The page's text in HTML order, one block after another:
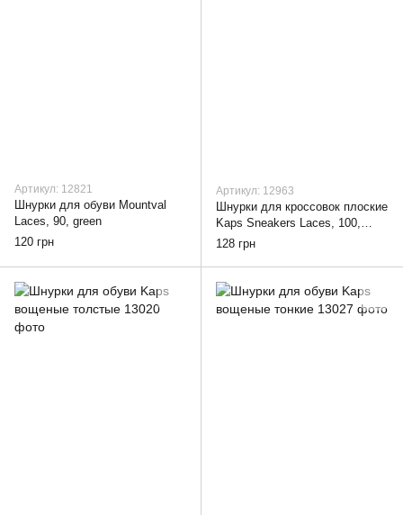
Артикул: 12821
Шнурки для обуви Mountval
Laces, 90, green
120 грн
Артикул: 12963
Шнурки для кроссовок плоские
Kaps Sneakers Laces, 100,
white
128 грн